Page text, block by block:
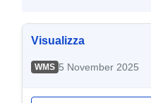
Visualizza
WMS 5 November 2025